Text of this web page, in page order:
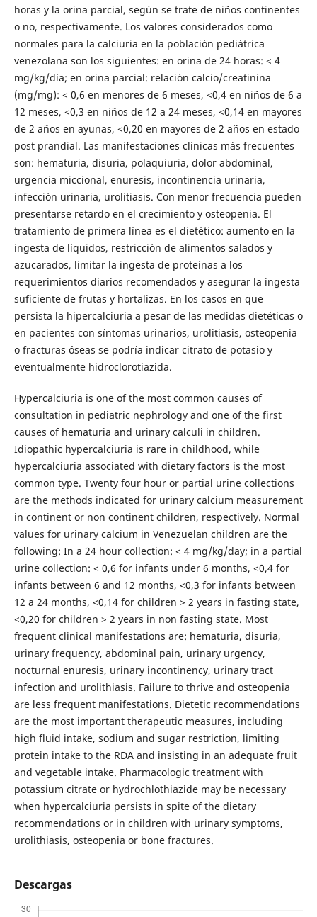
horas y la orina parcial, según se trate de niños continentes
o no, respectivamente. Los valores considerados como
normales para la calciuria en la población pediátrica
venezolana son los siguientes: en orina de 24 horas: < 4
mg/kg/día; en orina parcial: relación calcio/creatinina
(mg/mg): < 0,6 en menores de 6 meses, <0,4 en niños de 6 a
12 meses, <0,3 en niños de 12 a 24 meses, <0,14 en mayores
de 2 años en ayunas, <0,20 en mayores de 2 años en estado
post prandial. Las manifestaciones clínicas más frecuentes
son: hematuria, disuria, polaquiuria, dolor abdominal,
urgencia miccional, enuresis, incontinencia urinaria,
infección urinaria, urolitiasis. Con menor frecuencia pueden
presentarse retardo en el crecimiento y osteopenia. El
tratamiento de primera línea es el dietético: aumento en la
ingesta de líquidos, restricción de alimentos salados y
azucarados, limitar la ingesta de proteínas a los
requerimientos diarios recomendados y asegurar la ingesta
suficiente de frutas y hortalizas. En los casos en que
persista la hipercalciuria a pesar de las medidas dietéticas o
en pacientes con síntomas urinarios, urolitiasis, osteopenia
o fracturas óseas se podría indicar citrato de potasio y
eventualmente hidroclorotiazida.
Hypercalciuria is one of the most common causes of
consultation in pediatric nephrology and one of the first
causes of hematuria and urinary calculi in children.
Idiopathic hypercalciuria is rare in childhood, while
hypercalciuria associated with dietary factors is the most
common type. Twenty four hour or partial urine collections
are the methods indicated for urinary calcium measurement
in continent or non continent children, respectively. Normal
values for urinary calcium in Venezuelan children are the
following: In a 24 hour collection: < 4 mg/kg/day; in a partial
urine collection: < 0,6 for infants under 6 months, <0,4 for
infants between 6 and 12 months, <0,3 for infants between
12 a 24 months, <0,14 for children > 2 years in fasting state,
<0,20 for children > 2 years in non fasting state. Most
frequent clinical manifestations are: hematuria, disuria,
urinary frequency, abdominal pain, urinary urgency,
nocturnal enuresis, urinary incontinency, urinary tract
infection and urolithiasis. Failure to thrive and osteopenia
are less frequent manifestations. Dietetic recommendations
are the most important therapeutic measures, including
high fluid intake, sodium and sugar restriction, limiting
protein intake to the RDA and insisting in an adequate fruit
and vegetable intake. Pharmacologic treatment with
potassium citrate or hydrochlothiazide may be necessary
when hypercalciuria persists in spite of the dietary
recommendations or in children with urinary symptoms,
urolithiasis, osteopenia or bone fractures.
Descargas